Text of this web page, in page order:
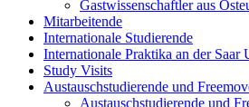
Gastwissenschaftler aus
Mitarbeitende
Internationale Studierende
Internationale Praktika an der Saar
Study Visits
Austauschstudierende und
Austauschstudierende und